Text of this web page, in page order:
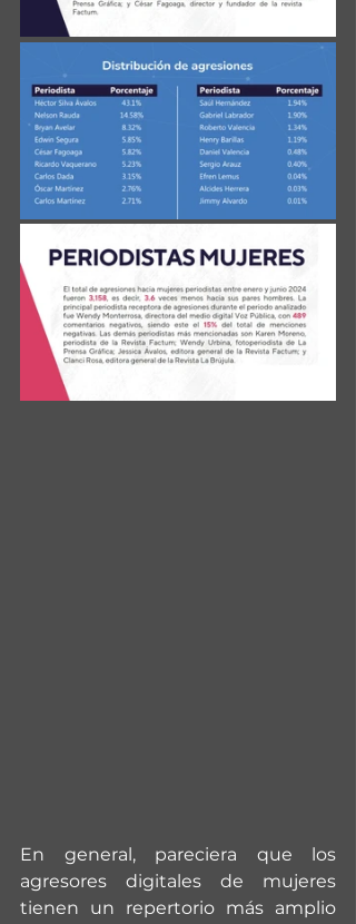
En general, pareciera que los
agresores digitales de mujeres
tienen un repertorio más amplio